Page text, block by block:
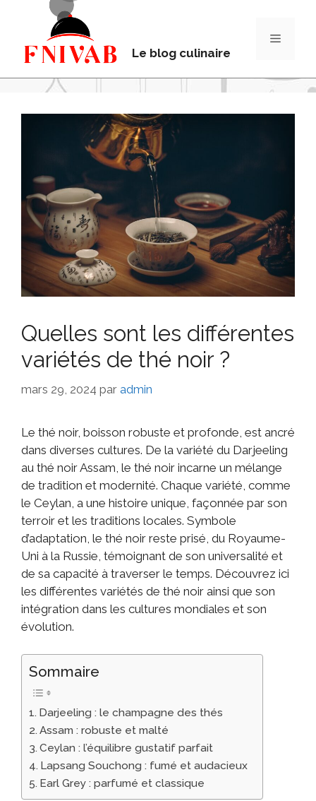
Le blog culinaire
Quelles sont les différentes
variétés de thé noir ?
mars 29, 2024 par admin
Le thé noir, boisson robuste et profonde, est ancré
dans diverses cultures. De la variété du Darjeeling
au thé noir Assam, le thé noir incarne un mélange
de tradition et modernité. Chaque variété, comme
le Ceylan, a une histoire unique, façonnée par son
terroir et les traditions locales. Symbole
d’adaptation, le thé noir reste prisé, du Royaume-
Uni à la Russie, témoignant de son universalité et
de sa capacité à traverser le temps. Découvrez ici
les différentes variétés de thé noir ainsi que son
intégration dans les cultures mondiales et son
évolution.
Sommaire
Darjeeling : le champagne des thés
Assam : robuste et malté
Ceylan : l’équilibre gustatif parfait
Lapsang Souchong : fumé et audacieux
Earl Grey : parfumé et classique